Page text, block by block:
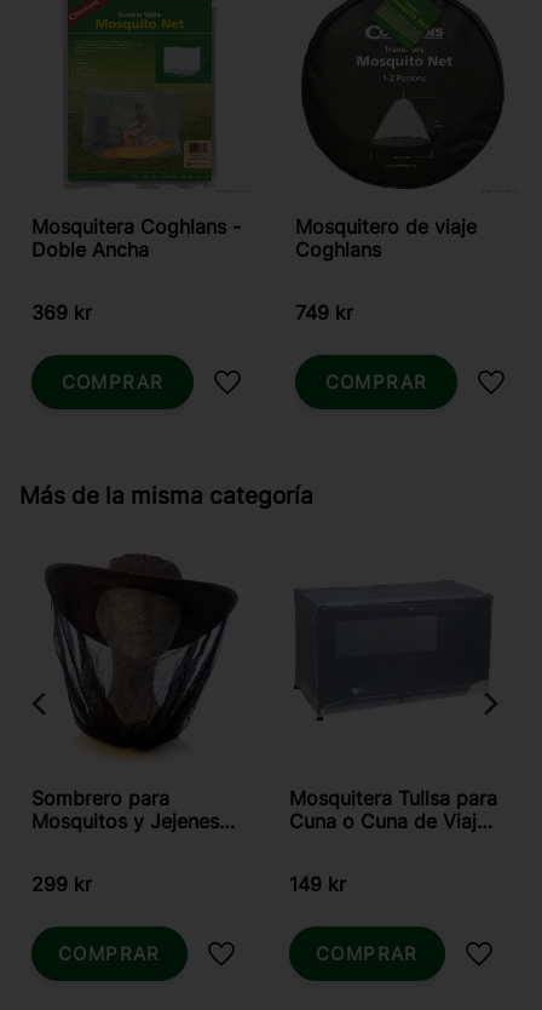
Mosquitera Coghlans -
Doble Ancha
369 kr
Añadir a favoritos
COMPRAR
Mosquitero de viaje
Coghlans
749 kr
COMPRAR
Más de la misma categoría
Sombrero para
Mosquitos y Jejenes
299kr
Añadir a favoritos
COMPRAR
Mosquitera Tullsa para
Cuna o Cuna de Viaje
149kr
COMPRAR